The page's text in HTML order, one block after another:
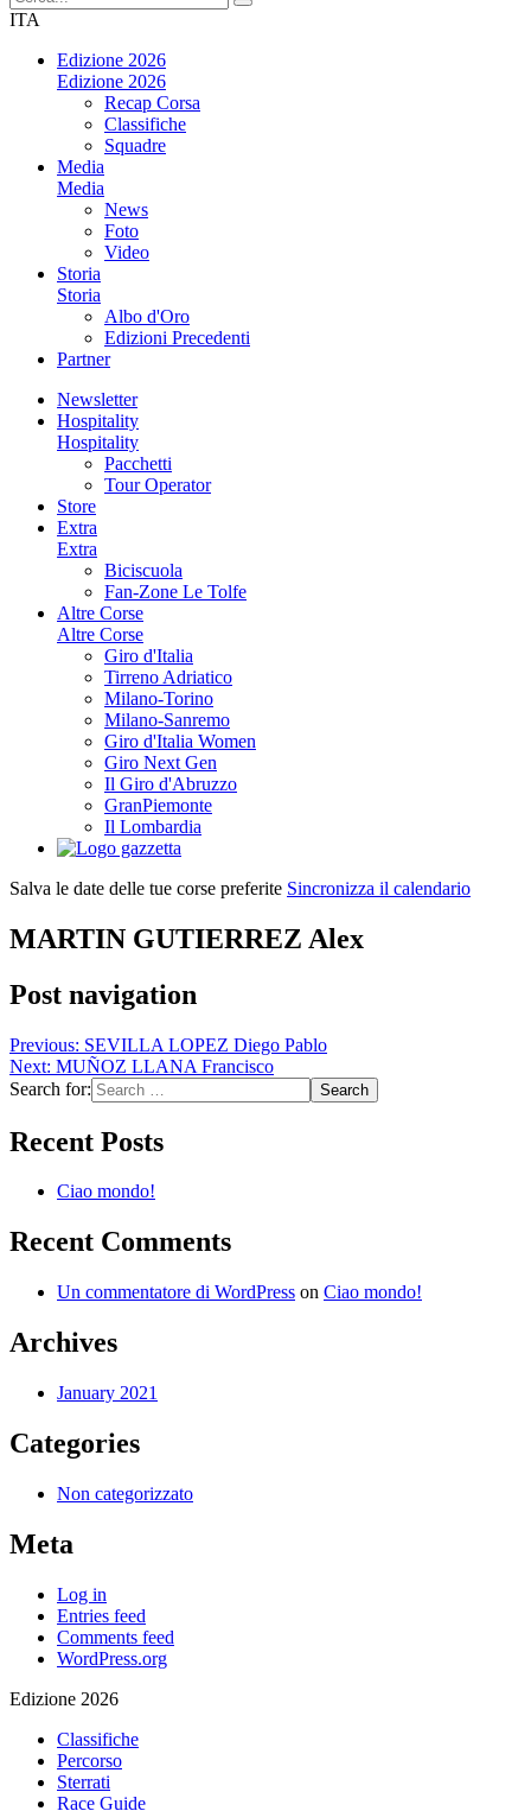
ITA
Edizione 2026
Edizione 2026
Recap Corsa
Classifiche
Squadre
Media
Media
News
Foto
Video
Storia
Storia
Albo d'Oro
Edizioni Precedenti
Partner
Newsletter
Hospitality
Hospitality
Pacchetti
Tour Operator
Store
Extra
Extra
Biciscuola
Fan-Zone Le Tolfe
Altre Corse
Altre Corse
Giro d'Italia
Tirreno Adriatico
Milano-Torino
Milano-Sanremo
Giro d'Italia Women
Giro Next Gen
Il Giro d'Abruzzo
GranPiemonte
Il Lombardia
Salva le date delle tue corse preferite Sincronizza il calendario
MARTIN GUTIERREZ Alex
Post navigation
Previous: SEVILLA LOPEZ Diego Pablo
Next: MUÑOZ LLANA Francisco
Search for:
Recent Posts
Ciao mondo!
Recent Comments
Un commentatore di WordPress on Ciao mondo!
Archives
January 2021
Categories
Non categorizzato
Meta
Log in
Entries feed
Comments feed
WordPress.org
Edizione 2026
Classifiche
Percorso
Sterrati
Race Guide